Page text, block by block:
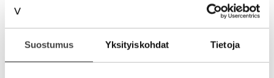
Suostumus Yksityiskohdat Tietoja
Siksi erilaisia ihmisiä tarvitaan eri tilanteisiin ja
tehtäviin.
Moni meistä pettyy, jos omat odotukset maailmasta
eivät toteudu. Itse olen turhautumisen suurmestari.